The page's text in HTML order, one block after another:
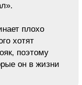
плохо
хотят
поэтому
он в жизни